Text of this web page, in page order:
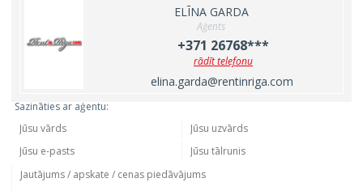
ELĪNA GARDA
Aģents
+371 26768***
rādīt telefonu
elina.garda@rentinriga.com
Sazināties ar aģentu: